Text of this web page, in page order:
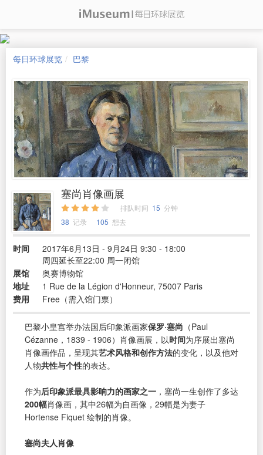
每日环球展览 巴黎
塞尚肖像画展
排队时间 15 分钟
38 记录 105 想去
时间
2017年6月13日 - 9月24日 9:30 - 18:00
周四延长至22:00 周一闭馆
展馆
奥赛博物馆
地址
1 Rue de la Légion d'Honneur, 75007 Paris
费用
Free（需入馆门票）
巴黎小皇宫举办法国后印象派画家保罗·塞尚 （Paul
Cézanne，1839 - 1906）肖像画展，以时间为序展出塞尚
肖像画作品，呈现其艺术风格和创作方法的变化，以及他对
人物共性与个性的表达。
作为后印象派最具影响力的画家之一 ，塞尚一生创作了多达
200幅肖像画，其中26幅为自画像，29幅是为妻子
Hortense Fiquet 绘制的肖像。
塞尚夫人肖像